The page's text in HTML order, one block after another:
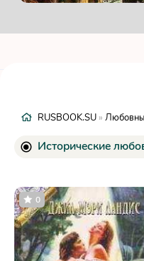
RUSBOOK.SU »
Исторические
0